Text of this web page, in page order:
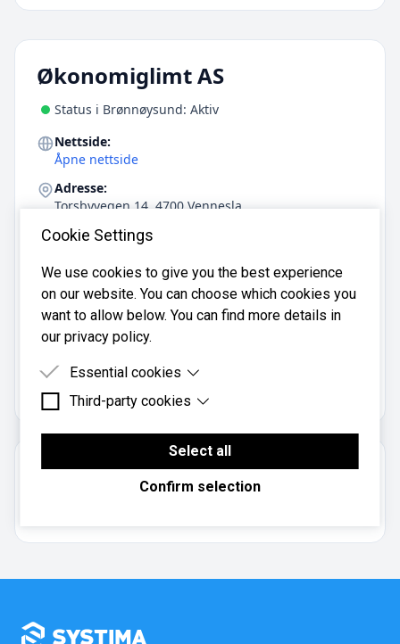
Økonomiglimt AS
Status i Brønnøysund: Aktiv
Nettside:
Åpne nettside
Adresse:
Torsbyvegen 14, 4700 Vennesla
Antall ansatte:
E-post:
post@okonomiglimt.no
Brønnøysundregistrene med organisasjonsnummer
999539823
Om regnskapsbyrået
Cookie Settings
We use cookies to give you the best experience
on our website. You can choose which cookies you
want to allow below. You can find more details in
our privacy policy.
Essential cookies
Essential cookies are cookies that are needed for
Third-party cookies
Third-party cookies are cookies set by third-party
software to enable features such as Google
Maps.
Select all
Confirm selection